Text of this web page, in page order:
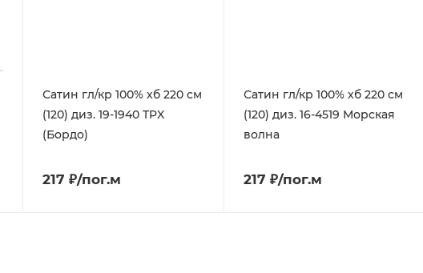
Сатин гл/кр 100% хб 220 см
(120) диз. 19-1940 TPX
(Бордо)
217 ₽/пог.м
Сатин гл/кр 100% хб 220 см
(120) диз. 16-4519 Морская
волна
217 ₽/пог.м